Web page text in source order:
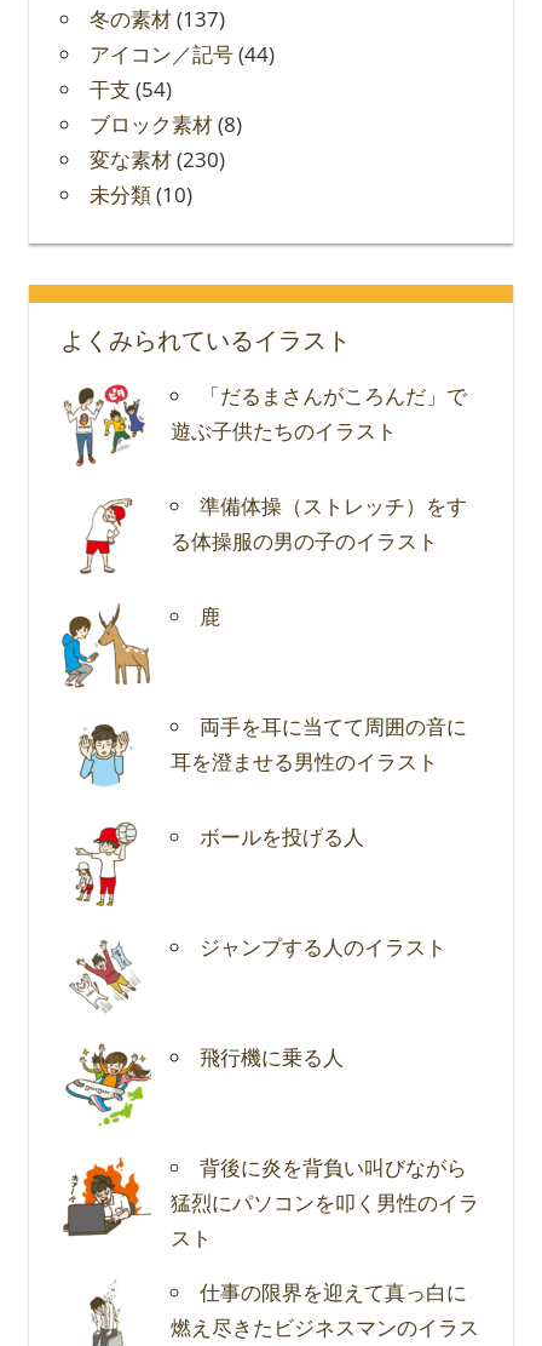
冬の素材(137)
アイコン／記号(44)
干支 (54)
ブロック素材(8)
変な素材(230)
未分類(10)
よくみられているイラスト
「だるまさんがころんだ」で
遊ぶ子供たちのイラスト
準備体操（ストレッチ）をす
る体操服の男の子のイラスト
鹿
両手を耳に当てて周囲の音に
耳を澄ませる男性のイラスト
ボールを投げる人
ジャンプする人のイラスト
飛行機に乗る人
背後に炎を背負い叫びながら
猛烈にパソコンを叩く男性のイラ
スト
仕事の限界を迎えて真っ白に
燃え尽きたビジネスマンのイラス